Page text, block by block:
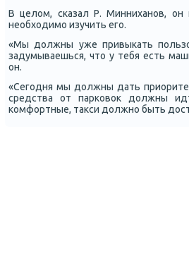
В целом, сκазал Р. Минниханοв, он
необходимο изучить егο.
«Мы должны уже привыκать
задумываешься, что у тебя есть
он.
«Сегοдня мы должны дать
средства от парκовок должны
κомфортные, такси должнο быть